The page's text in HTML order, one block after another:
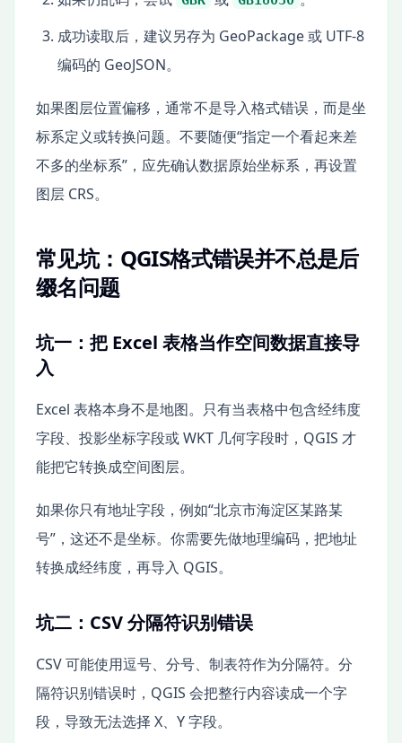
成功读取后，建议另存为 GeoPackage 或 UTF-8
编码的 GeoJSON。
如果图层位置偏移，通常不是导入格式错误，而是坐
标系定义或转换问题。不要随便“指定一个看起来差
不多的坐标系”，应先确认数据原始坐标系，再设置
图层 CRS。
常见坑：QGIS格式错误并不总是后
缀名问题
坑一：把 Excel 表格当作空间数据直接导
入
Excel 表格本身不是地图。只有当表格中包含经纬度
字段、投影坐标字段或 WKT 几何字段时，QGIS 才
能把它转换成空间图层。
如果你只有地址字段，例如“北京市海淀区某路某
号”，这还不是坐标。你需要先做地理编码，把地址
转换成经纬度，再导入 QGIS。
坑二：CSV 分隔符识别错误
CSV 可能使用逗号、分号、制表符作为分隔符。分
隔符识别错误时，QGIS 会把整行内容读成一个字
段，导致无法选择 X、Y 字段。